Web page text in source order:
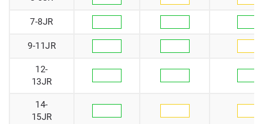
7-8JR
9-11JR
12-
13JR
14-
15JR